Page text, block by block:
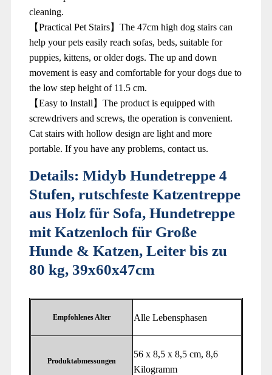
cleaning.
【Practical Pet Stairs】The 47cm high dog stairs can
help your pets easily reach sofas, beds, suitable for
puppies, kittens, or older dogs. The up and down
movement is easy and comfortable for your dogs due to
the low step height of 11.5 cm.
【Easy to Install】The product is equipped with
screwdrivers and screws, the operation is convenient.
Cat stairs with hollow design are light and more
portable. If you have any problems, contact us.
Details: Midyb Hundetreppe 4
Stufen, rutschfeste Katzentreppe
aus Holz für Sofa, Hundetreppe
mit Katzenloch für Große
Hunde & Katzen, Leiter bis zu
80 kg, 39x60x47cm
Empfohlenes Alter ‎Alle Lebensphasen
Produktabmessungen
‎56 x 8,5 x 8,5 cm, 8,6
Kilogramm